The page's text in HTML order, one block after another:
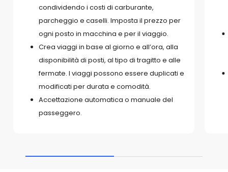
condividendo i costi di carburante,
parcheggio e caselli. Imposta il prezzo per
ogni posto in macchina e per il viaggio.
Crea viaggi in base al giorno e all’ora, alla
disponibilità di posti, al tipo di tragitto e alle
fermate. I viaggi possono essere duplicati e
modificati per durata e comodità.
Accettazione automatica o manuale del
passeggero.